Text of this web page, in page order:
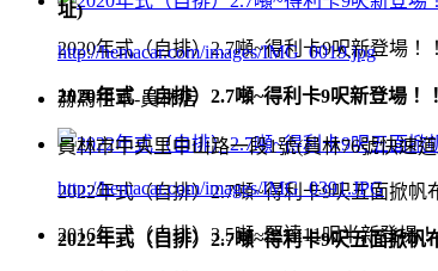
2020年式（自排）2.7噸~得利卡9呎新登場！
2020年式（自排）2.7噸~得利卡9呎新登場！
2022年式（自排）2.7噸~得利卡9呎五面掀帆
2022年式（自排）2.7噸~得利卡9呎五面掀帆
址)
http://hemacar.com/images/IMG_0019.jpg
赫馬租車-員林店
員林市中央里中山路一段1號(員林76號快速
http://hemacar.com/images/IMG_0391.JPG
2016年式（自排）3.5噸~堅達11呎半新登場